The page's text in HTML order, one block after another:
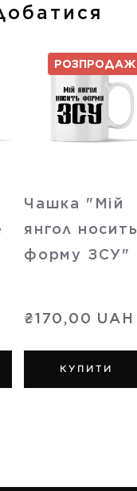
РОЗПРОДАЖ
Чашка "Мій
янгол носить
форму ЗСУ"
₴170,00 UAH
КУПИТИ